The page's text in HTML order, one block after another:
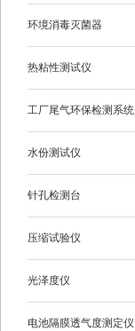
环境消毒灭菌器
热粘性测试仪
工厂尾气环保检测系统
水份测试仪
针孔检测台
压缩试验仪
光泽度仪
电池隔膜透气度测定仪